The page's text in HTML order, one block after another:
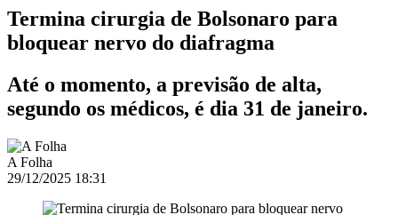
Termina cirurgia de Bolsonaro para
bloquear nervo do diafragma
Até o momento, a previsão de alta,
segundo os médicos, é dia 31 de janeiro.
A Folha
29/12/2025 18:31